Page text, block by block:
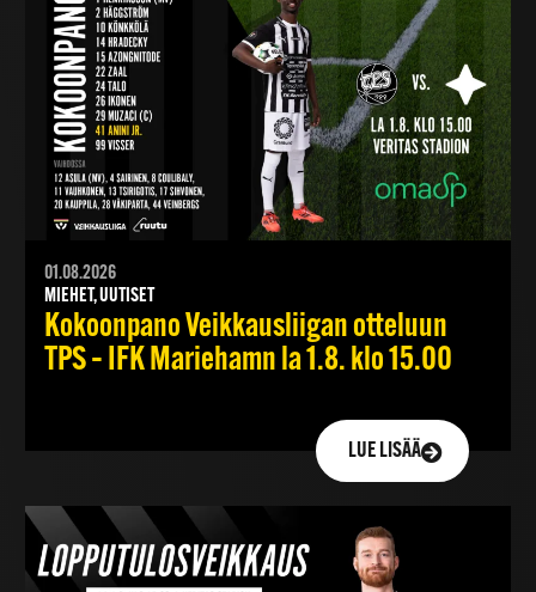
01.08.2026
MIEHET, UUTISET
Kokoonpano Veikkausliigan otteluun
TPS – IFK Mariehamn la 1.8. klo 15.00
LUE LISÄÄ